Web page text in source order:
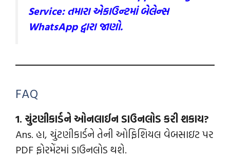
Service: તમારા એકાઉન્‍ટમાં બેલેન્‍સ
WhatsApp દ્વારા જાણો.
FAQ
1. ચુંટણીકાર્ડને ઓનલાઈન ડાઉનલોડ કરી શકાય?
Ans. હા, ચુંટણીકાર્ડને તેની ઓફિશિયલ વેબસાઇટ પર
PDF ફોરમેંટમાં ડાઉનલોડ થશે.